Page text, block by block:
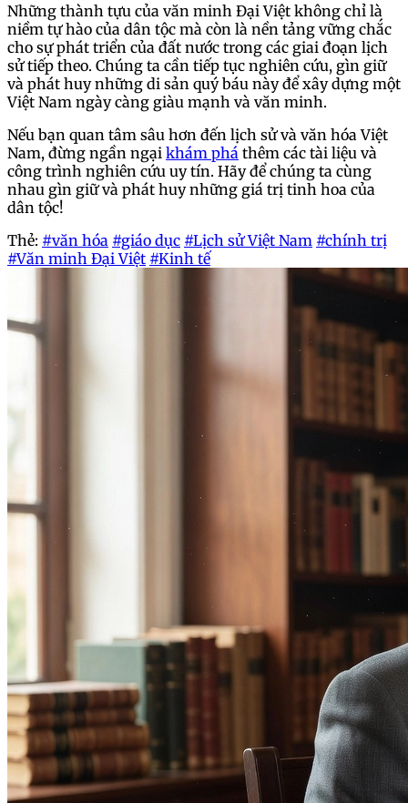
Những thành tựu của văn minh Đại Việt không chỉ là
niềm tự hào của dân tộc mà còn là nền tảng vững chắc
cho sự phát triển của đất nước trong các giai đoạn lịch
sử tiếp theo. Chúng ta cần tiếp tục nghiên cứu, gìn giữ
và phát huy những di sản quý báu này để xây dựng một
Việt Nam ngày càng giàu mạnh và văn minh.
Nếu bạn quan tâm sâu hơn đến lịch sử và văn hóa Việt
Nam, đừng ngần ngại khám phá thêm các tài liệu và
công trình nghiên cứu uy tín. Hãy để chúng ta cùng
nhau gìn giữ và phát huy những giá trị tinh hoa của
dân tộc!
Thẻ: #văn hóa #giáo dục #Lịch sử Việt Nam #chính trị
#Văn minh Đại Việt #Kinh tế